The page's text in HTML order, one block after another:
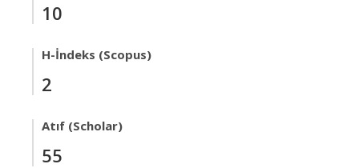
10
H-İndeks (Scopus)
2
Atıf (Scholar)
55